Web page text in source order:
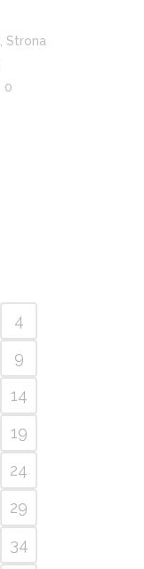
Strona
0
4
9
14
19
24
29
34